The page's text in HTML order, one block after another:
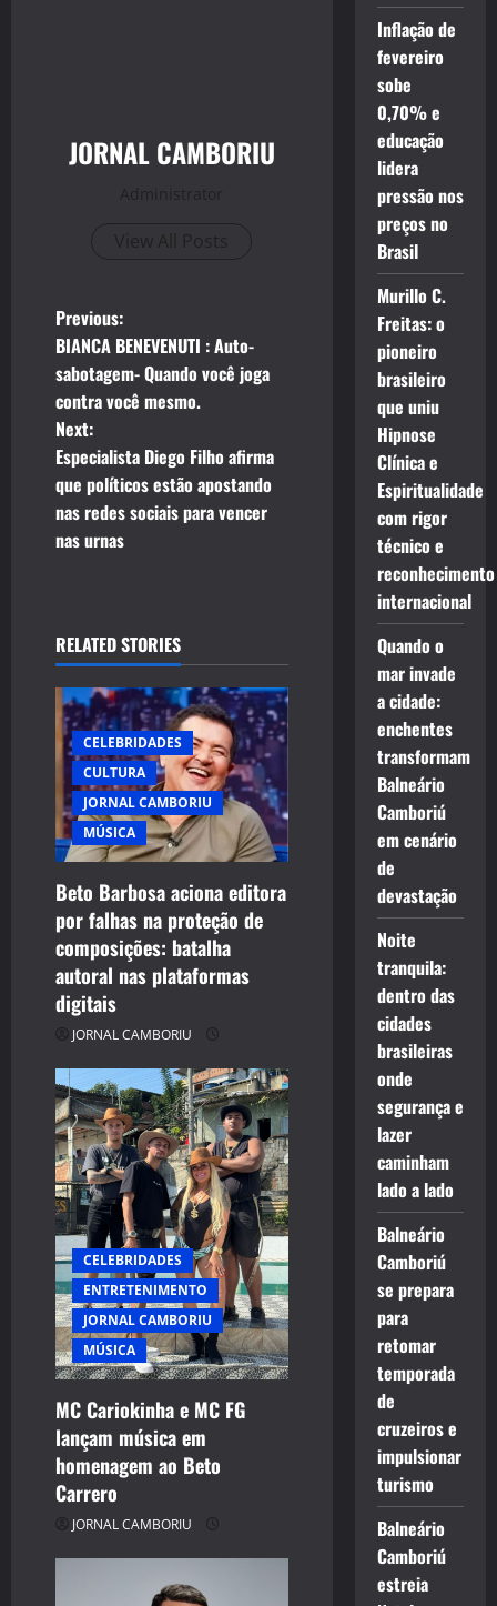
JORNAL CAMBORIU
Administrator
View All Posts
P
o
s
t
n
a
i
g
a
t
i
o
n
Previous:
BIANCA BENEVENUTI : Auto-
sabotagem- Quando você joga
contra você mesmo.
Next:
Especialista Diego Filho afirma
que políticos estão apostando
nas redes sociais para vencer
nas urnas
RELATED STORIES
CELEBRIDADES
CULTURA
JORNAL CAMBORIU
MÚSICA
Beto Barbosa aciona editora
por falhas na proteção de
composições: batalha
autoral nas plataformas
digitais
JORNAL CAMBORIU
CELEBRIDADES
ENTRETENIMENTO
JORNAL CAMBORIU
MÚSICA
MC Cariokinha e MC FG
lançam música em
homenagem ao Beto
Carrero
JORNAL CAMBORIU
Inflação de
fevereiro
sobe
0,70% e
educação
lidera
pressão nos
preços no
Brasil
Murillo C.
Freitas: o
pioneiro
brasileiro
que uniu
Hipnose
Clínica e
Espiritualidade
com rigor
técnico e
reconhecimento
internacional
Quando o
mar invade
a cidade:
enchentes
transformam
Balneário
Camboriú
em cenário
de
devastação
Noite
tranquila:
dentro das
cidades
brasileiras
onde
segurança e
lazer
caminham
lado a lado
Balneário
Camboriú
se prepara
para
retomar
temporada
de
cruzeiros e
impulsionar
turismo
Balneário
Camboriú
estreia